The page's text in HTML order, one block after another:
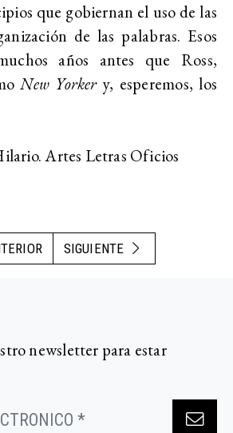
que gobiernan el uso de las
de las palabras. Esos
años antes que Ross,
New Yorkery, esperemos, los
Artes Letras Oficios
SIGUIENTE
newsletter para estar